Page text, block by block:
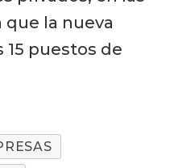
que la nueva
puestos de